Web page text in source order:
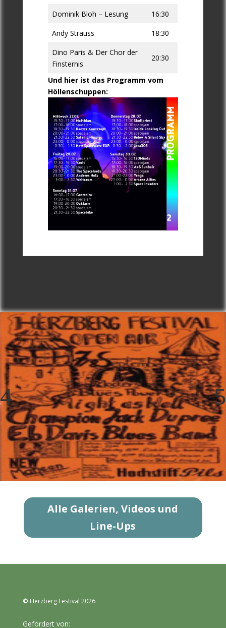
Dominik Bloh – Lesung
16:30
Andy Strauss
18:30
Dino Paris & Der Chor der
Finsternis
20:30
Und hier ist das Programm vom
Höllenschuppen:
Alle Galerien, Videos und
Line-Ups
© Herzberg Festival 2026
Gefördert von: